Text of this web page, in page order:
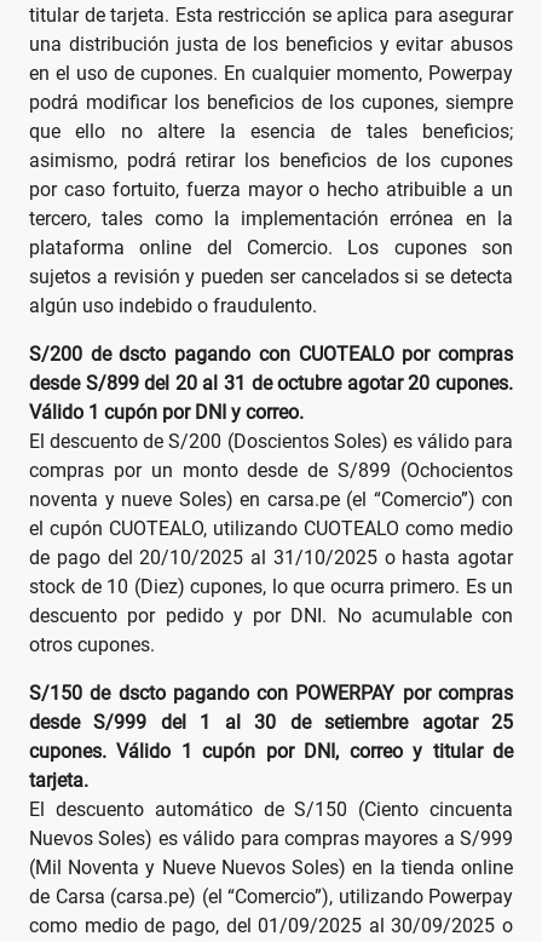
titular de tarjeta. Esta restricción se aplica para asegurar
una distribución justa de los beneficios y evitar abusos
en el uso de cupones. En cualquier momento, Powerpay
podrá modificar los beneficios de los cupones, siempre
que ello no altere la esencia de tales beneficios;
asimismo, podrá retirar los beneficios de los cupones
por caso fortuito, fuerza mayor o hecho atribuible a un
tercero, tales como la implementación errónea en la
plataforma online del Comercio. Los cupones son
sujetos a revisión y pueden ser cancelados si se detecta
algún uso indebido o fraudulento.
S/200 de dscto pagando con CUOTEALO por compras
desde S/899 del 20 al 31 de octubre agotar 20 cupones.
Válido 1 cupón por DNI y correo.
El descuento de S/200 (Doscientos Soles) es válido para
compras por un monto desde de S/899 (Ochocientos
noventa y nueve Soles) en carsa.pe (el “Comercio”) con
el cupón CUOTEALO, utilizando CUOTEALO como medio
de pago del 20/10/2025 al 31/10/2025 o hasta agotar
stock de 10 (Diez) cupones, lo que ocurra primero. Es un
descuento por pedido y por DNI. No acumulable con
otros cupones.
S/150 de dscto pagando con POWERPAY por compras
desde S/999 del 1 al 30 de setiembre agotar 25
cupones. Válido 1 cupón por DNI, correo y titular de
tarjeta.
El descuento automático de S/150 (Ciento cincuenta
Nuevos Soles) es válido para compras mayores a S/999
(Mil Noventa y Nueve Nuevos Soles) en la tienda online
de Carsa (carsa.pe) (el “Comercio”), utilizando Powerpay
como medio de pago, del 01/09/2025 al 30/09/2025 o